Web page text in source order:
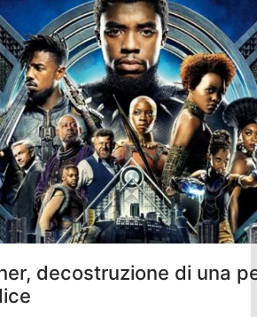
decostruzione di una